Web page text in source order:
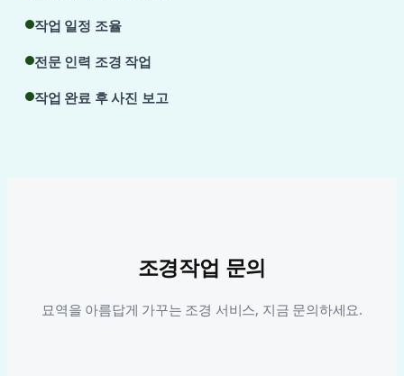
작업 일정 조율
전문 인력 조경 작업
작업 완료 후 사진 보고
조경작업 문의
묘역을 아름답게 가꾸는 조경 서비스, 지금 문의하세요.